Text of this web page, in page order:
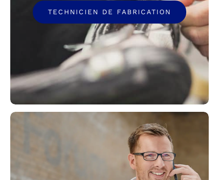
TECHNICIEN DE FABRICATION